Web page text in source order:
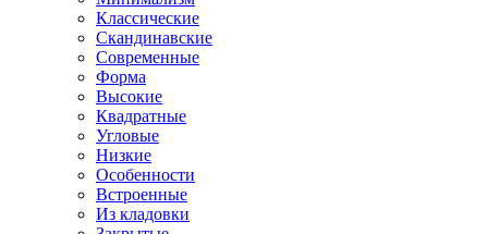
Классические
Скандинавские
Современные
Форма
Высокие
Квадратные
Угловые
Низкие
Особенности
Встроенные
Из кладовки